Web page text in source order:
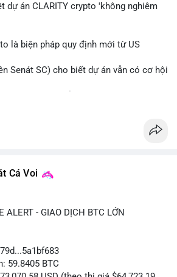
dự án CLARITY crypto 'không nghiêm
là biện pháp quy định mới từ US
Senát SC) cho biết dự án vẫn có cơ hội
Cá Voi
ALERT - GIAO DỊCH BTC LỚN
59.8405 BTC